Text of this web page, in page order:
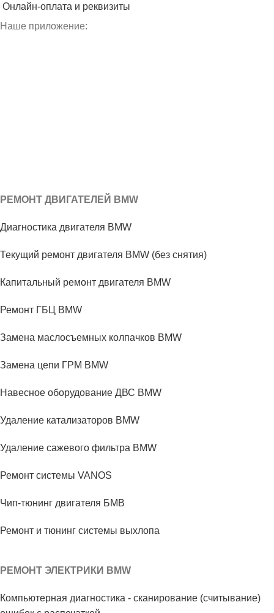
Онлайн-оплата и реквизиты
Наше приложение:
РЕМОНТ ДВИГАТЕЛЕЙ BMW
Диагностика двигателя BMW
Текущий ремонт двигателя BMW (без снятия)
Капитальный ремонт двигателя BMW
Ремонт ГБЦ BMW
Замена маслосъемных колпачков BMW
Замена цепи ГРМ BMW
Навесное оборудование ДВС BMW
Удаление катализаторов BMW
Удаление сажевого фильтра BMW
Ремонт системы VANOS
Чип-тюнинг двигателя БМВ
Ремонт и тюнинг системы выхлопа
РЕМОНТ ЭЛЕКТРИКИ BMW
Компьютерная диагностика - сканирование (считывание)